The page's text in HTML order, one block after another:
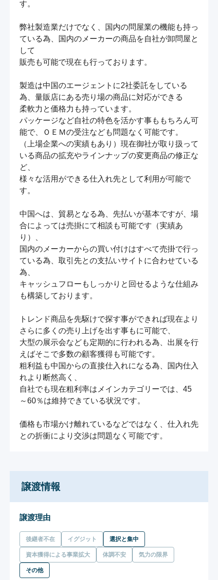
す。
弊社製造業だけでなく、国内の問屋業の機能も持っ
ている為、国内のメーカーの商品を自社が卸問屋と
して
販売も可能で現在も行っております。
製造は中国のエージェントに2社委託をしている
為、量販店にある売り場の商品に対応ができる
柔軟力と価格力も持っています。
パッケージなど自社の特色を活かす事ももちろん可
能で、ＯＥＭの受注なども問題なく可能です。
（上場企業への実績もあり）現在御社が取り扱って
いる商品の拡充やラインナップの変更商品の修正な
ど、
様々な活用ができる仕入れ先として利用が可能で
す。
中国へは、貿易となる為、先払いが基本ですが、場
合によっては売掛にて相談も可能です（実績あ
り）、
国内のメーカーからの買い付けはすべて売掛で行っ
ている為、取引先との支払いサイトに合わせている
為、
キャッシュフローもしっかりと回せるような仕組み
も構築しております。
トレンド商品を先駆けで探す事ができれば現在より
さらに多くの売り上げを出す事もに可能で、
大型の展示会なども定期的に行われる為、出展を行
えばそこで多数の顧客獲得も可能です。
粗利益も中国からの直接仕入れになる為、国内仕入
れより断然高く、
自社でも現在粗利率はメインカテゴリーでは、45
～60％は維持できている状況です。
価格も市場かけ離れているなどではなく、仕入れ先
との折衝により交渉は問題なく可能です。
譲渡情報
譲渡理由
後継者不在 イグジット 選択と集中
資本獲得による事業拡大 体調不安 気力の限界
その他